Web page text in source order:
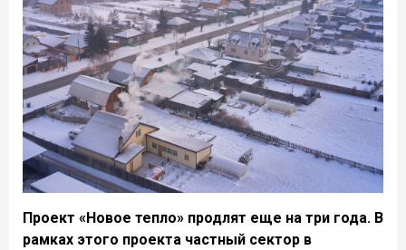
Проект «Новое тепло» продлят еще на три года. В
рамках этого проекта частный сектор в